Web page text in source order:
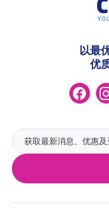
以最
优